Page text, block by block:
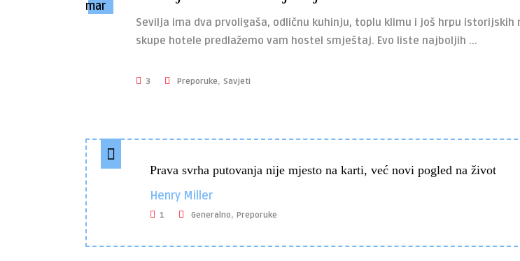
mar
Sevilja ima dva prvoligaša, odličnu kuhinju, toplu klimu i još hrpu
skupe hotele predlažemo vam hostel smještaj. Evo liste najboljih
3 Preporuke, Savjeti
Prava svrha putovanja nije mjesto na karti, već novi pogled na život
Henry Miller
1 Generalno, Preporuke